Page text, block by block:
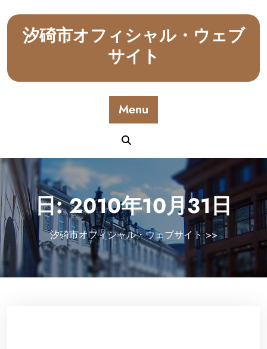
content汐碕市オフィシャル・ウェブ
サイト
Menu
日:2010年10月31日
汐碕市オフィシャル・ウェブサイト>>